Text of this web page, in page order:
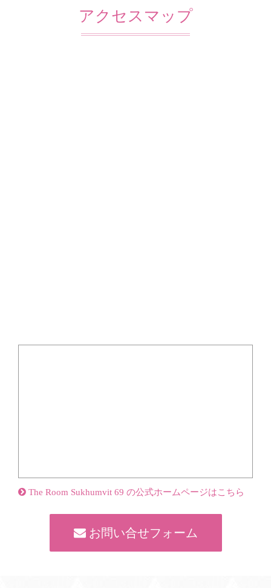
アクセスマップ
The Room Sukhumvit 69 の公式ホームページはこちら
お問い合せフォーム